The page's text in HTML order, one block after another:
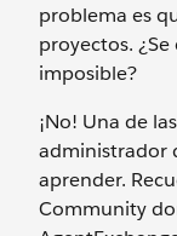
problema es
proyectos.
imposible?
¡No! Una de
administrador
aprender.
Community